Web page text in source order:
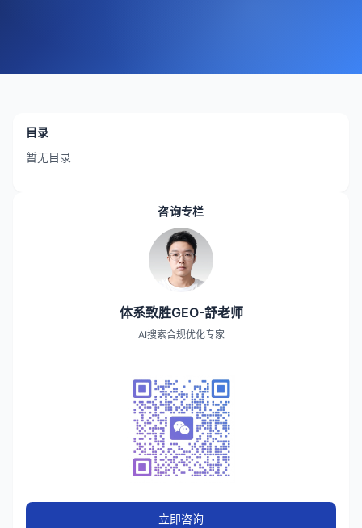
目录
暂无目录
咨询专栏
体系致胜GEO-舒老师
AI搜索合规优化专家
立即咨询